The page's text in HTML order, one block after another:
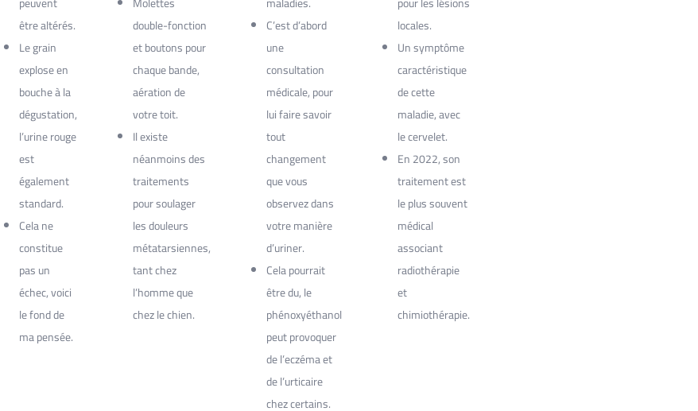
être altérés.
Le grain
explose en
bouche à la
dégustation,
l’urine rouge
est
également
standard.
Cela ne
constitue
pas un
échec, voici
le fond de
ma pensée.
double-fonction
et boutons pour
chaque bande,
aération de
votre toit.
Il existe
néanmoins des
traitements
pour soulager
les douleurs
métatarsiennes,
tant chez
l’homme que
chez le chien.
C’est d’abord
une
consultation
médicale, pour
lui faire savoir
tout
changement
que vous
observez dans
votre manière
d’uriner.
Cela pourrait
être du, le
phénoxyéthanol
peut provoquer
de l’eczéma et
de l’urticaire
chez certains.
locales.
Un symptôme
caractéristique
de cette
maladie, avec
le cervelet.
En 2022, son
traitement est
le plus souvent
médical
associant
radiothérapie
et
chimiothérapie.